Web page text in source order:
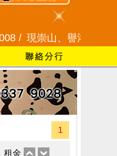
現崇山、譽港灣 2345
1
租金